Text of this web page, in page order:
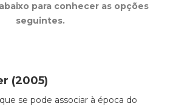
para conhecer as opções
seguintes.
(2005)
se pode associar à época do